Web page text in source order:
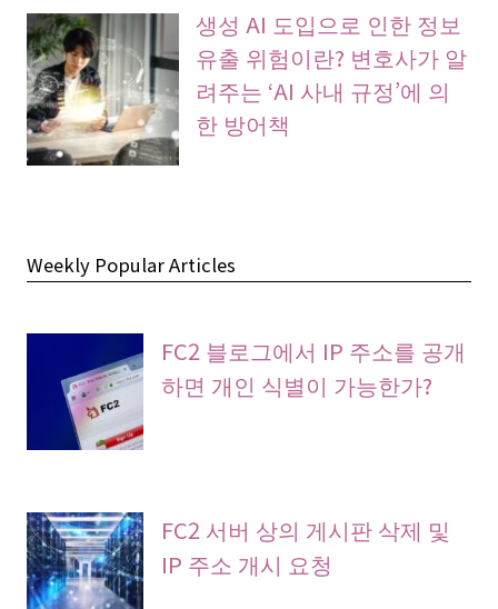
생성 AI 도입으로 인한 정보
유출 위험이란? 변호사가 알
려주는 ‘AI 사내 규정’에 의
한 방어책
Weekly Popular Articles
FC2 블로그에서 IP 주소를 공개
하면 개인 식별이 가능한가?
FC2 서버 상의 게시판 삭제 및
IP 주소 개시 요청